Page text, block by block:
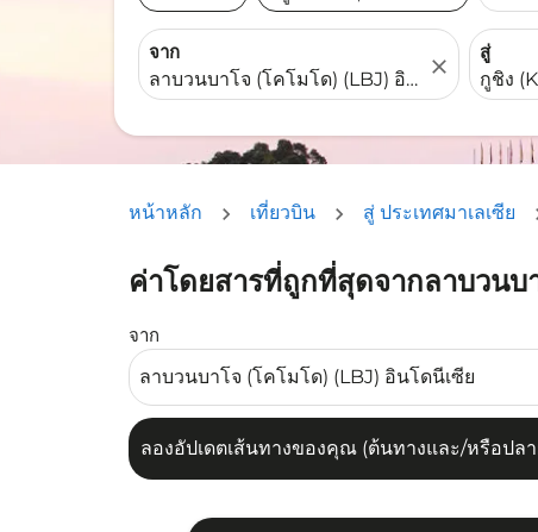
จาก
close
สู่
หน้าหลัก เที่ยวบิน สู่ ประเทศมาเลเซีย
ค่าโดยสารที่ถูกที่สุดจากลาบวนบ
จาก
ลองอัปเดตเส้นทางของคุณ (ต้นทางและ/หรือปล
ลองอัปเดตเส้นทางของคุณ (ต้นทางและ/หรือปลา